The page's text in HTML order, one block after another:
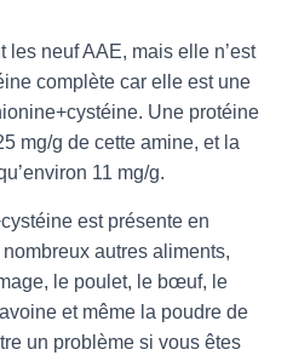
les neuf AAE, mais elle n’est
complète car elle est une
Une protéine
mg/g de cette amine, et la
11 mg/g.
est présente en
autres aliments,
le poulet, le bœuf, le
et même la poudre de
un problème si vous êtes